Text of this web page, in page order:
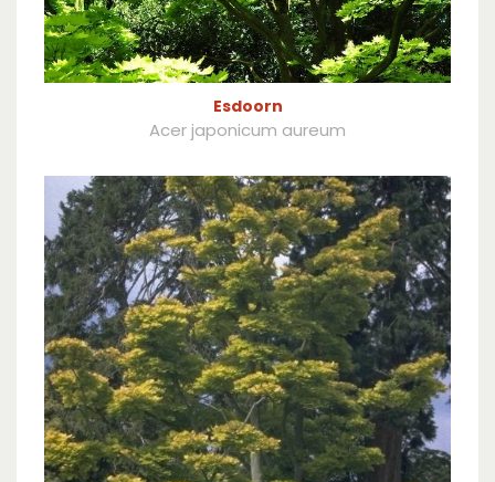
Esdoorn
Acer japonicum aureum